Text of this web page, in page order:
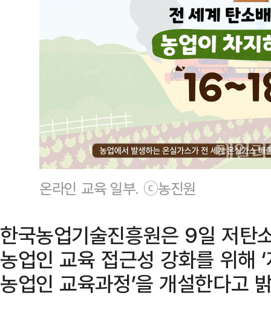
온라인 교육 일부. ⓒ농진원
한국농업기술진흥원은 9일 저탄
농업인 교육 접근성 강화를 위해
농업인 교육과정’을 개설한다고